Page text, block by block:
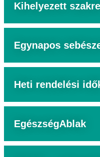
Kihelyezett
Egynapos
Heti rendelési
EgészségAblak